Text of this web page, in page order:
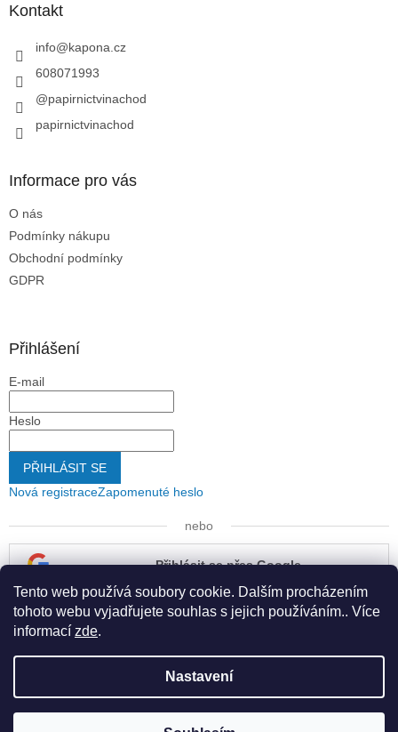
Tento web používá soubory cookie. Dalším procházením
tohoto webu vyjadřujete souhlas s jejich používáním.. Více
informací zde.
Nastavení
Kontakt
info@kapona.cz
608071993
@papirnictvinachod
papirnictvinachod
Informace pro vás
O nás
Podmínky nákupu
Obchodní podmínky
GDPR
Přihlášení
E-mail
Heslo
PŘIHLÁSIT SE
Nová registraceZapomenuté heslo
nebo
Přihlásit se přes Google
Přihlásit se přes Seznam
Vytvořil Shoptet